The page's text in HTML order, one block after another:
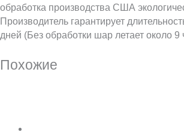
обработка производства США
Производитель гарантирует
дней (Без обработки шар летает около 9
Похожие